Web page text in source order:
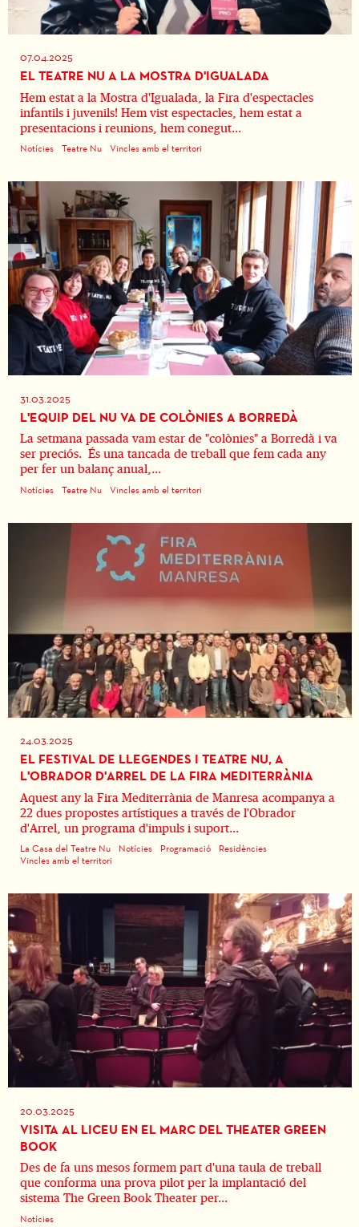
07.04.2025
EL TEATRE NU A LA MOSTRA D'IGUALADA
Hem estat a la Mostra d'Igualada, la Fira d'espectacles
infantils i juvenils! Hem vist espectacles, hem estat a
presentacions i reunions, hem conegut...
Notícies Teatre Nu Vincles amb el territori
31.03.2025
L'EQUIP DEL NU VA DE COLÒNIES A BORREDÀ
La setmana passada vam estar de "colònies" a Borredà i va
ser preciós. És una tancada de treball que fem cada any
per fer un balanç anual,...
Notícies Teatre Nu Vincles amb el territori
24.03.2025
EL FESTIVAL DE LLEGENDES I TEATRE NU, A
L'OBRADOR D'ARREL DE LA FIRA MEDITERRÀNIA
Aquest any la Fira Mediterrània de Manresa acompanya a
22 dues propostes artístiques a través de l'Obrador
d'Arrel, un programa d'impuls i suport...
La Casa del Teatre Nu Notícies Programació
Residències
Vincles amb el territori
20.03.2025
VISITA AL LICEU EN EL MARC DEL THEATER GREEN
BOOK
Des de fa uns mesos formem part d'una taula de treball
que conforma una prova pilot per la implantació del
sistema The Green Book Theater per...
Notícies